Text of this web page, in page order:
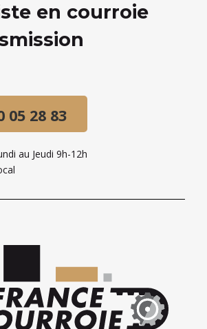
en courroie
05 28 83
au Jeudi 9h-12h